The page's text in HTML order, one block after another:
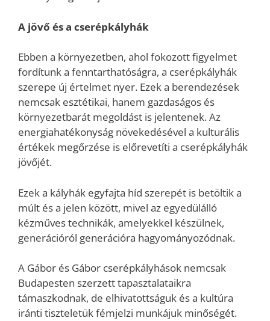
A jövő és a cserépkályhák
Ebben a környezetben, ahol fokozott figyelmet
fordítunk a fenntarthatóságra, a cserépkályhák
szerepe új értelmet nyer. Ezek a berendezések
nemcsak esztétikai, hanem gazdaságos és
környezetbarát megoldást is jelentenek. Az
energiahatékonyság növekedésével a kulturális
értékek megőrzése is előrevetíti a cserépkályhák
jövőjét.
Ezek a kályhák egyfajta híd szerepét is betöltik a
múlt és a jelen között, mivel az egyedülálló
kézműves technikák, amelyekkel készülnek,
generációról generációra hagyományozódnak.
A Gábor és Gábor cserépkályhások nemcsak
Budapesten szerzett tapasztalataikra
támaszkodnak, de elhivatottságuk és a kultúra
iránti tiszteletük fémjelzi munkájuk minőségét.